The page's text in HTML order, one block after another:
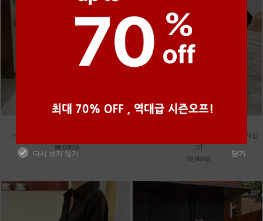
m_밴프 핀턱 린넨스커트 [3차 재입고]
98,000원
m_훌 케미컬 슬리브리스 원피스 [2차 재입
고]
79,000원
다시 보지 않기 닫기